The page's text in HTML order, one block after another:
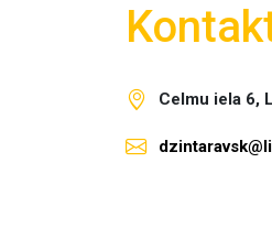
Celmu iela 6,